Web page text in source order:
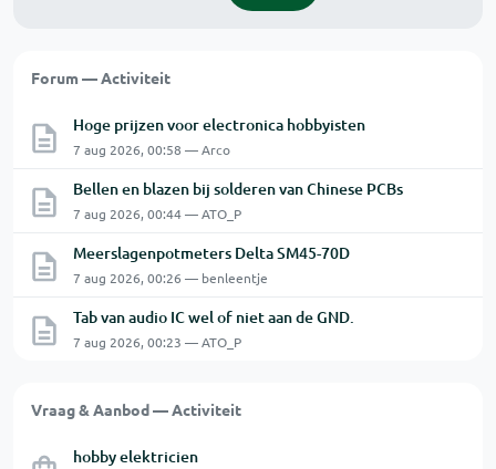
Forum — Activiteit
Hoge prijzen voor electronica hobbyisten
7 aug 2026, 00:58 — Arco
Bellen en blazen bij solderen van Chinese PCBs
7 aug 2026, 00:44 — ATO_P
Meerslagenpotmeters Delta SM45-70D
7 aug 2026, 00:26 — benleentje
Tab van audio IC wel of niet aan de GND.
7 aug 2026, 00:23 — ATO_P
Vraag & Aanbod — Activiteit
hobby elektricien